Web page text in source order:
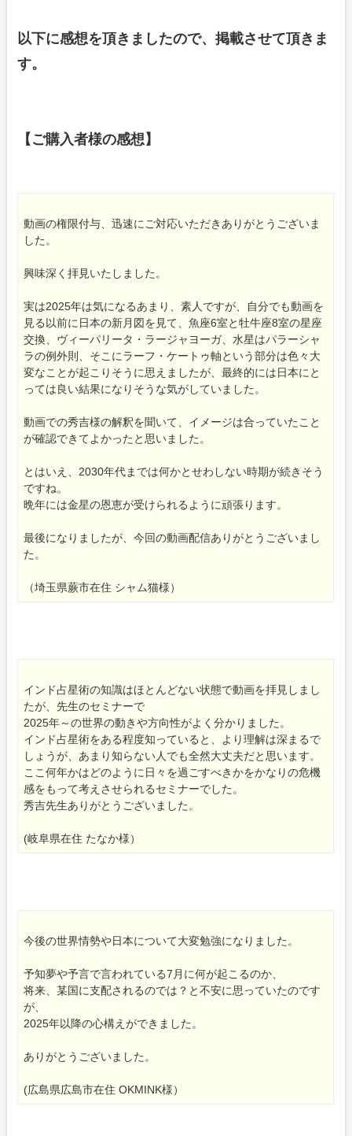
以下に感想を頂きましたので、掲載させて頂きま
す。
【ご購入者様の感想】
動画の権限付与、迅速にご対応いただきありがとうございま
した。
興味深く拝見いたしました。
実は2025年は気になるあまり、素人ですが、自分でも動画を
見る以前に日本の新月図を見て、魚座6室と牡牛座8室の星座
交換、ヴィーパリータ・ラージャヨーガ、水星はパラーシャ
ラの例外則、そこにラーフ・ケートゥ軸という部分は色々大
変なことが起こりそうに思えましたが、最終的には日本にと
っては良い結果になりそうな気がしていました。
動画での秀吉様の解釈を聞いて、イメージは合っていたこと
が確認できてよかったと思いました。
とはいえ、2030年代までは何かとせわしない時期が続きそう
ですね。
晩年には金星の恩恵が受けられるように頑張ります。
最後になりましたが、今回の動画配信ありがとうございまし
た。
（埼玉県蕨市在住 シャム猫様）
インド占星術の知識はほとんどない状態で動画を拝見しまし
たが、先生のセミナーで
2025年～の世界の動きや方向性がよく分かりました。
インド占星術をある程度知っていると、より理解は深まるで
しょうが、あまり知らない人でも全然大丈夫だと思います。
ここ何年かはどのように日々を過ごすべきかをかなりの危機
感をもって考えさせられるセミナーでした。
秀吉先生ありがとうございました。
(岐阜県在住 たなか様）
今後の世界情勢や日本について大変勉強になりました。
予知夢や予言で言われている7月に何が起こるのか、
将来、某国に支配されるのでは？と不安に思っていたのです
が、
2025年以降の心構えができました。
ありがとうございました。
(広島県広島市在住 OKMINK様）